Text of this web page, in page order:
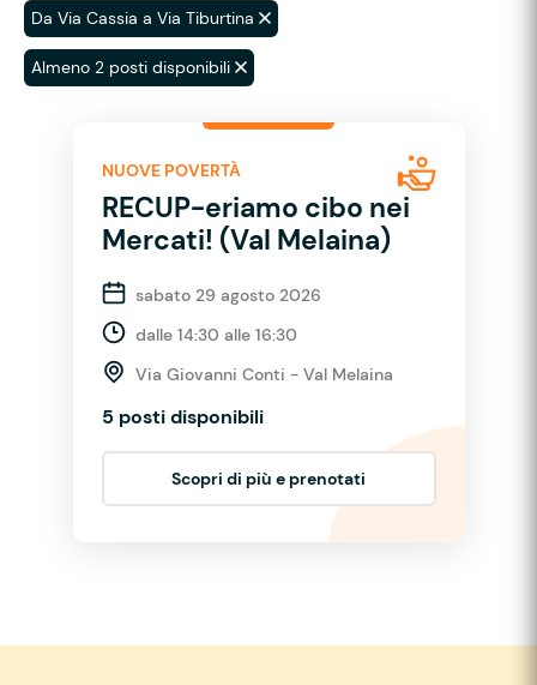
Da Via Cassia a Via Tiburtina
Almeno 2 posti disponibili
NUOVE POVERTÀ
RECUP-eriamo cibo nei
Mercati! (Val Melaina)
sabato 29 agosto 2026
dalle 14:30 alle 16:30
Via Giovanni Conti - Val Melaina
5 posti disponibili
Scopri di più e prenotati